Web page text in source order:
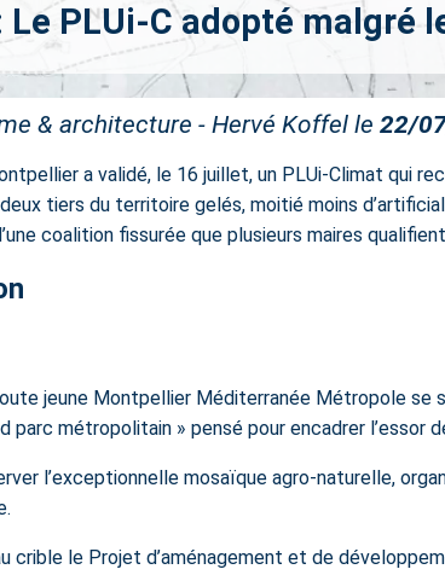
PLUi-C adopté malgré
& architecture - Hervé Koffel le 22/
a validé, le 16 juillet, un PLUi-Climat qui
tiers du territoire gelés, moitié moins
coalition fissurée que plusieurs maires
jeune Montpellier Méditerranée Métropole se
parc métropolitain » pensé pour encadrer l’essor
l’exceptionnelle mosaïque agro-naturelle,
crible le Projet d’aménagement et de